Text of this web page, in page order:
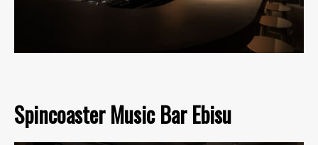
Spincoaster Music Bar Ebisu